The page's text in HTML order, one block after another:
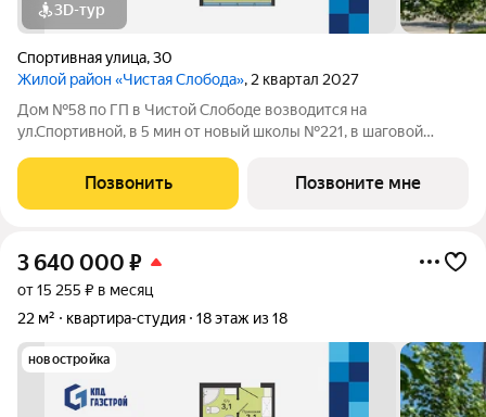
3D-тур
Спортивная улица,30
Жилой район «Чистая Слобода», 2 квартал 2027
Дом №58 по ГП в Чистой Слободе возводится на
ул.Спортивной, в 5 мин от новый школы №221, в шаговой
блок-секции. Сдача объекта - с отделкой под ключ. Для
удобства и безопасности жителей в
Позвонить Позвоните мне
3 640 000 ₽
от 15 255 ₽ в месяц
22 м²
квартира-студия 18 этаж из 18
новостройка